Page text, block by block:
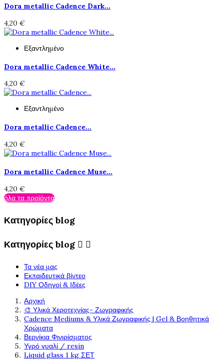
Dora metallic Cadence Dark...
4,20 €
Εξαντλημένο
Dora metallic Cadence White...
4,20 €
Εξαντλημένο
Dora metallic Cadence...
4,20 €
Dora metallic Cadence Muse...
4,20 €
όλα τα προϊόντα
Κατηγορίες blog
Κατηγορίες blog  
Τα νέα μας
Εκπαιδευτικά βίντεο
DIY Οδηγοί & Ιδέες
Αρχική
🎨 Υλικά Χεροτεχνίας- Ζωγραφικής
Cadence Mediums & Υλικά Ζωγραφικής | Gel & Βοηθητικά
Χρώματα
Βερνίκια Φινιρίσματος
Υγρό γυαλί / resin
Liquid glass 1 kg ΣΕΤ